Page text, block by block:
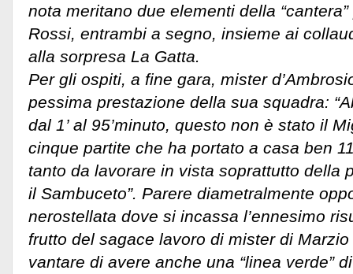
nota meritano due elementi della
Rossi, entrambi a segno, insieme ai
alla sorpresa La Gatta.
Per gli ospiti, a fine gara, mister
pessima prestazione della sua squadra:
dal 1’ al 95’minuto, questo non è stato il
cinque partite che ha portato a casa ben
tanto da lavorare in vista soprattutto della
il Sambuceto”. Parere diametralmente
nerostellata dove si incassa l’ennesimo
frutto del sagace lavoro di mister di
vantare di avere anche una “linea verde”